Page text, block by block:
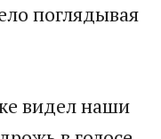
поглядывая
видел наши